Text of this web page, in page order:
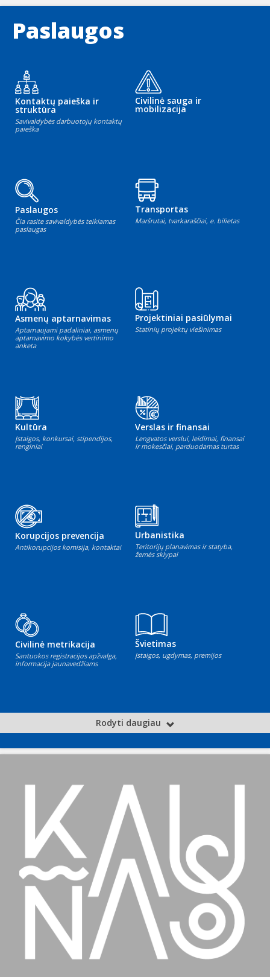
Paslaugos
Kontaktų paieška ir
struktūra
Savivaldybės darbuotojų kontaktų
paieška
Civilinė sauga ir
mobilizacija
Paslaugos
Čia rasite savivaldybės teikiamas
paslaugas
Transportas
Maršrutai, tvarkaraščiai, e. bilietas
Asmenų aptarnavimas
Aptarnaujami padaliniai, asmenų
aptarnavimo kokybės vertinimo
anketa
Projektiniai pasiūlymai
Statinių projektų viešinimas
Kultūra
Įstaigos, konkursai, stipendijos,
renginiai
Verslas ir finansai
Lengvatos verslui, leidimai, finansai
ir mokesčiai, parduodamas turtas
Korupcijos prevencija
Antikorupcijos komisija, kontaktai
Urbanistika
Teritorijų planavimas ir statyba,
žemės sklypai
Civilinė metrikacija
Santuokos registracijos apžvalga,
informacija jaunavedžiams
Švietimas
Įstaigos, ugdymas, premijos
Rodyti daugiau